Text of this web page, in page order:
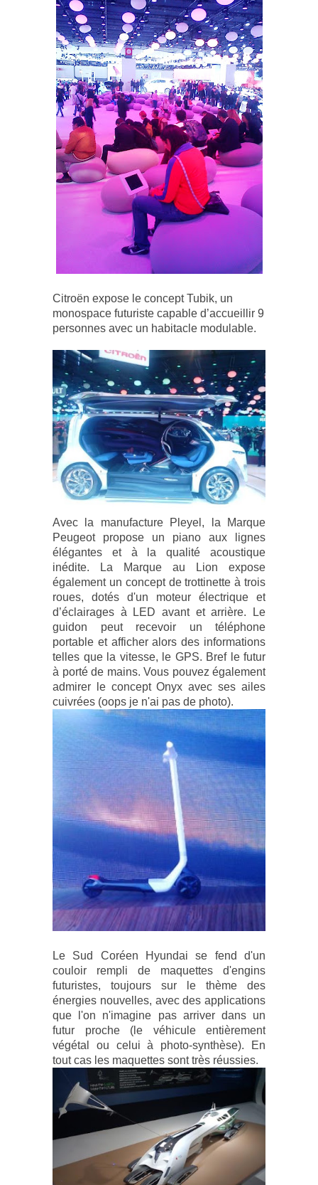
Citroën expose le concept Tubik, un
monospace futuriste capable d’accueillir 9
personnes avec un habitacle modulable.
Avec la manufacture Pleyel, la Marque
Peugeot propose un piano aux lignes
élégantes et à la qualité acoustique
inédite. La Marque au Lion expose
également un concept de trottinette à trois
roues, dotés d'un moteur électrique et
d’éclairages à LED avant et arrière. Le
guidon peut recevoir un téléphone
portable et afficher alors des informations
telles que la vitesse, le GPS. Bref le futur
à porté de mains. Vous pouvez également
admirer le concept Onyx avec ses ailes
cuivrées (oops je n'ai pas de photo).
Le Sud Coréen Hyundai se fend d'un
couloir rempli de maquettes d'engins
futuristes, toujours sur le thème des
énergies nouvelles, avec des applications
que l'on n'imagine pas arriver dans un
futur proche (le véhicule entièrement
végétal ou celui à photo-synthèse). En
tout cas les maquettes sont très réussies.